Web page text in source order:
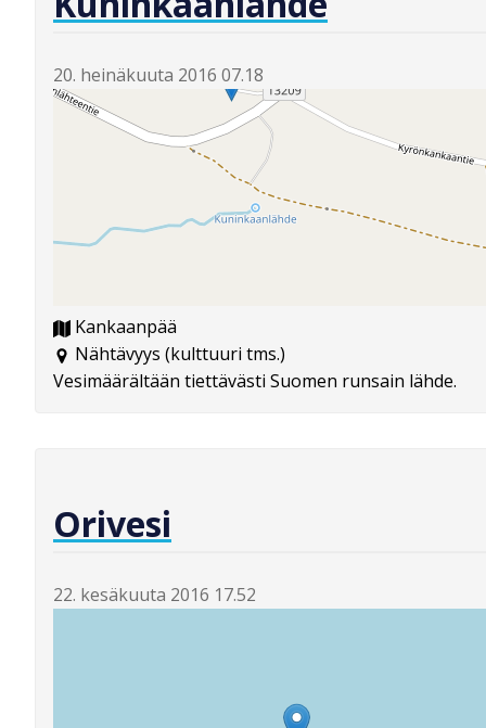
20. heinäkuuta 2016 07.18
Kankaanpää
Nähtävyys (kulttuuri tms.)
Vesimäärältään tiettävästi Suomen runsain lähde.
Orivesi
22. kesäkuuta 2016 17.52